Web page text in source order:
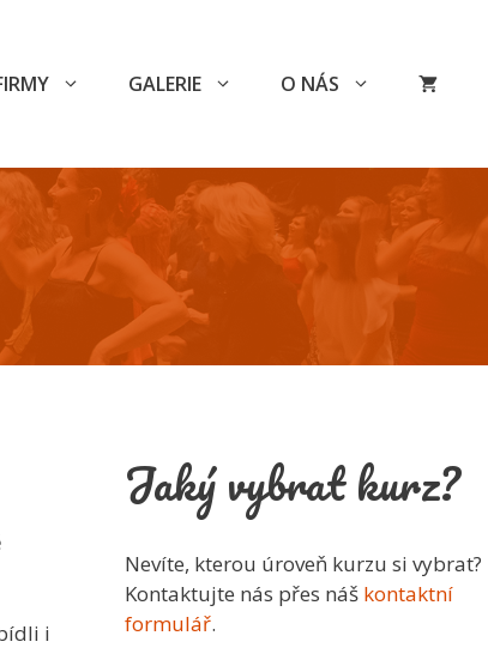
GALERIE O NÁS
i
Jaký vybrat kurz?
Nevíte, kterou úroveň kurzu si vybrat?
Kontaktujte nás přes náš kontaktní
formulář.